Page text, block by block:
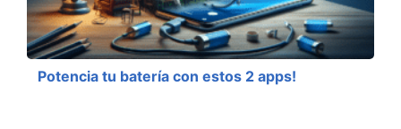
Potencia tu batería con estos 2 apps!